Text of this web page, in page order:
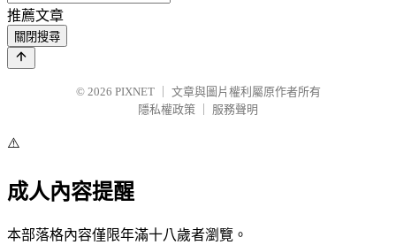
推薦文章
關閉搜尋
© 2026 PIXNET
文章與圖片權利屬原作者所有
隱私權政策
服務聲明
⚠️
成人內容提醒
本部落格內容僅限年滿十八歲者瀏覽。